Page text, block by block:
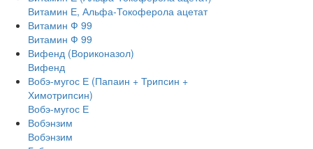
Витамин Е, Альфа-Токоферола ацетат
Витамин Ф 99
Витамин Ф 99
Вифенд (Вориконазол)
Вифенд
Вобэ-мугос Е (Папаин + Трипсин +
Химотрипсин)
Вобэ-мугос Е
Вобэнзим
Вобэнзим